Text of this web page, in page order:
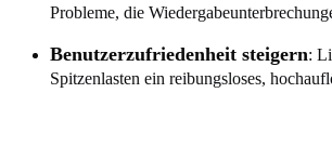
Probleme, die
Benutzerzufriedenheit steigern:
Spitzenlasten ein reibungsloses,